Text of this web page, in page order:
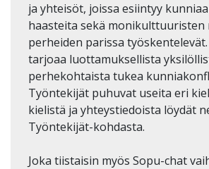
ja yhteisöt, joissa esiintyy
haasteita sekä monikulttuuristen
perheiden parissa
tarjoaa luottamuksellista
perhekohtaista tukea
Työntekijät puhuvat useita eri
kielistä ja yhteystiedoista löydät
Työntekijät-kohdasta.
Joka tiistaisin myös Sopu-chat